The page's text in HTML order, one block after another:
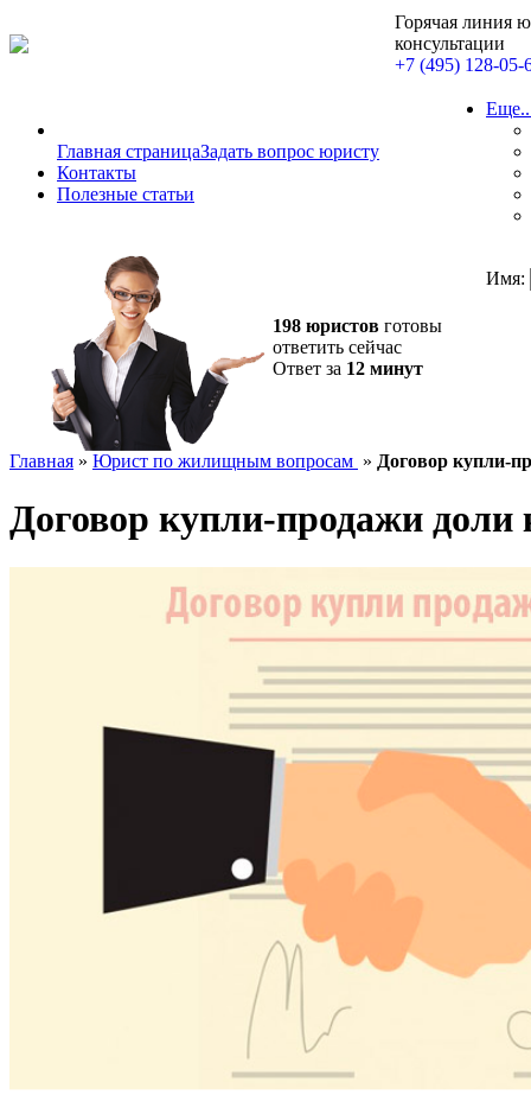
Горячая линия
консультации
+7 (495) 128-05-
Главная страницаЗадать вопрос юристу
Контакты
Полезные статьи
198 юристов готовы
ответить сейчас
Ответ за 12 минут
Имя:
Главная » Юрист по жилищным вопросам » Договор купли-
Договор купли-продажи